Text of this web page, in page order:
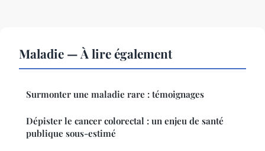
Maladie — À lire également
Surmonter une maladie rare : témoignages
Dépister le cancer colorectal : un enjeu de santé
publique sous-estimé